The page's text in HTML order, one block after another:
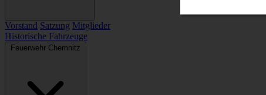
Vorstand Satzung Mitglieder
Historische Fahrzeuge
Feuerwehr Chemnitz